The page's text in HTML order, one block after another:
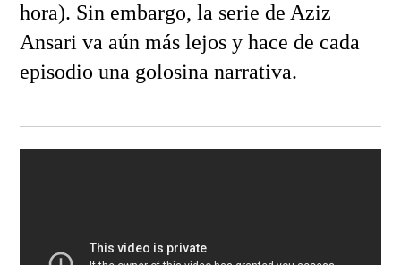
hora). Sin embargo, la serie de Aziz
Ansari va aún más lejos y hace de cada
episodio una golosina narrativa.